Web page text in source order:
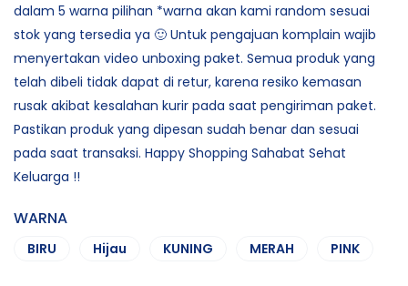
dalam 5 warna pilihan *warna akan kami random sesuai
stok yang tersedia ya 🙂 Untuk pengajuan komplain wajib
menyertakan video unboxing paket. Semua produk yang
telah dibeli tidak dapat di retur, karena resiko kemasan
rusak akibat kesalahan kurir pada saat pengiriman paket.
Pastikan produk yang dipesan sudah benar dan sesuai
pada saat transaksi. Happy Shopping Sahabat Sehat
Keluarga !!
WARNA
BIRU Hijau KUNING MERAH PINK